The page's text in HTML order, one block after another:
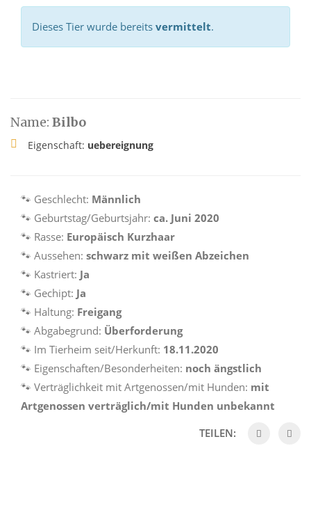
Dieses Tier wurde bereits vermittelt.
Name: Bilbo
Eigenschaft: uebereignung
🐾 Geschlecht: Männlich
🐾 Geburtstag/Geburtsjahr: ca. Juni 2020
🐾 Rasse: Europäisch Kurzhaar
🐾 Aussehen: schwarz mit weißen Abzeichen
🐾 Kastriert: Ja
🐾 Gechipt: Ja
🐾 Haltung: Freigang
🐾 Abgabegrund: Überforderung
🐾 Im Tierheim seit/Herkunft: 18.11.2020
🐾 Eigenschaften/Besonderheiten: noch ängstlich
🐾 Verträglichkeit mit Artgenossen/mit Hunden: mit
Artgenossen verträglich/mit Hunden unbekannt
TEILEN: